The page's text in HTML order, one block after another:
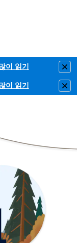
이 읽기
이 읽기